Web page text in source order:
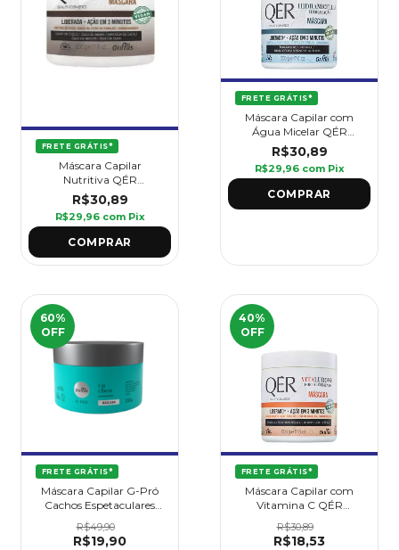
FRETE GRÁTIS*
Máscara Capilar
Nutritiva QÉR
NutriCoco 500 g -
Griffus
R$30,89
R$29,96 com Pix
FRETE GRÁTIS*
Máscara Capilar com
Água Micelar QÉR
HidraMicellar 500 g -
Griffus
R$30,89
R$29,96 com Pix
60%
OFF
FRETE GRÁTIS*
Máscara Capilar G-Pró
Cachos Espetaculares
250 g - Griffus
R$49,90
R$19,90
40%
OFF
FRETE GRÁTIS*
Máscara Capilar com
Vitamina C QÉR
VitaLuronic 500 g -
Griffus
R$30,89
R$18,53